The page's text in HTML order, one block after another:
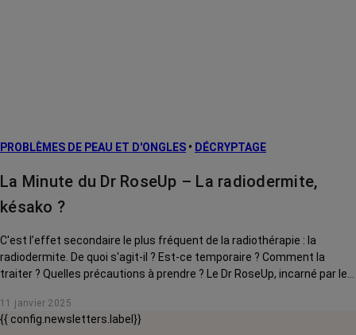
PROBLÈMES DE PEAU ET D'ONGLES • DÉCRYPTAGE
La Minute du Dr RoseUp – La radiodermite,
késako ?
C'est l’effet secondaire le plus fréquent de la radiothérapie : la
radiodermite. De quoi s'agit-il ? Est-ce temporaire ? Comment la
traiter ? Quelles précautions à prendre ? Le Dr RoseUp, incarné par le
11 janvier 2025
{{ config.newsletters.label}}